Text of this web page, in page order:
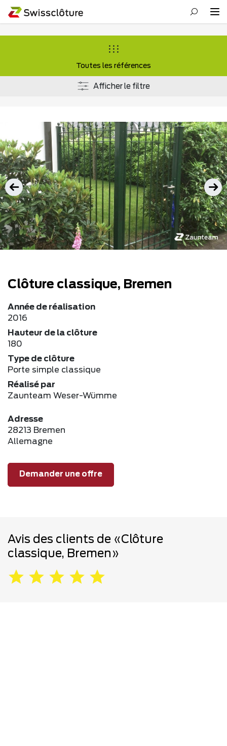
Toutes les références
Afficher le filtre
Clôture classique, Bremen
Année de réalisation
2016
Hauteur de la clôture
180
Type de clôture
Porte simple classique
Réalisé par
Zaunteam Weser-Wümme
Adresse
28213 Bremen
Allemagne
Demander une offre
Avis des clients de «Clôture
classique, Bremen»